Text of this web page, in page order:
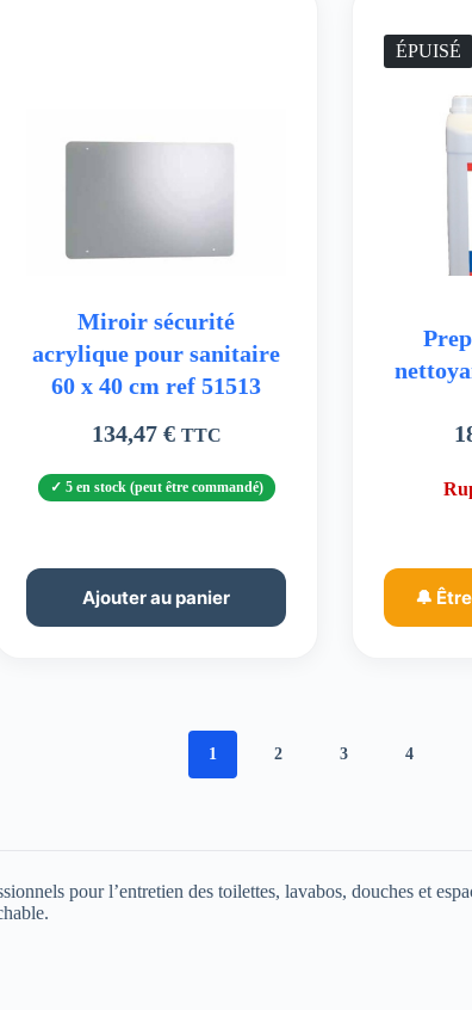
Miroir sécurité
acrylique pour sanitaire
60 x 40 cm ref 51513
134,47 € TTC
5 en stock (peut être commandé)
Ajouter au panier
ÉPUISÉ
🔔
1 2 3 4
pour l’entretien des toilettes, lavabos, douches et